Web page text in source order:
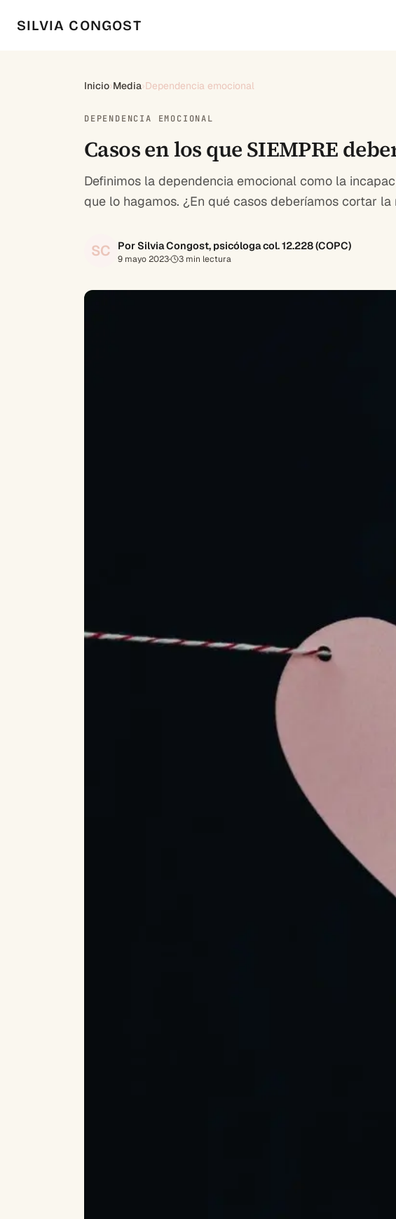
SILVIA CONGOST
Inicio›Media›Dependencia emocional
DEPENDENCIA EMOCIONAL
Casos en los que SIEMPRE
Definimos la dependencia emocional como la
que lo hagamos. ¿En qué casos deberíamos cortar la
SC Por Silvia Congost, psicóloga col. 12.228 (COPC)
9 mayo 2023· 3 min lectura